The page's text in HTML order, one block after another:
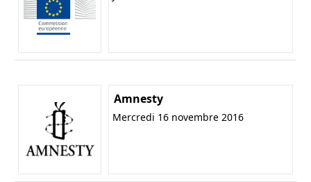
Amnesty
Mercredi 16 novembre 2016